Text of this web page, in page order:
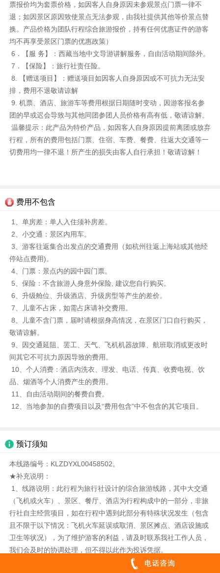
票报价均为套票价格，如因客人自身原因未参观景点门票一律不
退；如因景区原因致使景点无法参观，由我社提供其他等价景点替
换。产品价格为团队行程综合旅游报价，持有任何优惠证件的游客
均不再享受景区门票的优惠政策）
6．【服 务】：西藏当地中文导游讲解服务，自由活动期间除外。
7．【保险】：旅行社责任险。
8. 【赠送项目】：赠送项目如因客人自身原因或不可抗力无法安
排，费用不退敬请谅解
9. 机票、酒店、旅游车等费用根据日期随时变动，因游客报名参
团的早或迟会导致与其他同团参团人员价格有高有低，敬请谅解。
温馨提示：此产品为特价产品，如因客人自身原因提前离团或放弃
行程，所有的费用包括门票、住宿、车费、餐费、往返大交通等一
切费用均一律不退！所产生的损失由客人自行承担！敬请谅解！
费用不包含
1、单房差：单人入住须补房差。
2、小交通：景区内用车。
3、游客往返集合出发点的交通费用（如杭州往返上海站或其他经
停站点费用)。
4、门票：景点内的园中园门票。
5、保险：不含旅游人身意外保险, 建议您自行购买。
6、升级舱位、升级酒店、升级房型等产生的差价。
7、儿童不占床，如需占床请补交费用。
8、儿童不含门票，届时请根据身高情况，在景区门口自行购买，
敬请谅解。
9、因交通延阻、罢工、天气、飞机机器故障、航班取消或更改时
间其它不可抗力原因导致的费用。
10、个人消费：酒店内洗衣、理发、电话、传真、收费电视、饮
品、烟酒等个人消费产生的费用。
11、自由活动期间的餐费自费。
12、当地参加的自费项目以及“费用包含”中不包含的其它项目。
预订须知
本线路编号：KLZDYXL00458502。
★补充说明：
1、线路说明：此行程为旅行社设计的综合旅游线路，其中大交通
（飞机或火车）、景区、餐厅、酒店为行程构成中的一部分，非旅
行社自主经营项目，如在行程中遇到此部分有特殊状况发生（包含
且不限于以下情况：飞机火车延误或取消、景区摊点、酒店设施或
卫生等状况），为了维护游客的利益，请及时联系我社工作人员，
我们会及时的协调处理，但不得以此作为投诉凭据。
2、交通说明：火车票一经开出不得签转、更改，报名时请提供本